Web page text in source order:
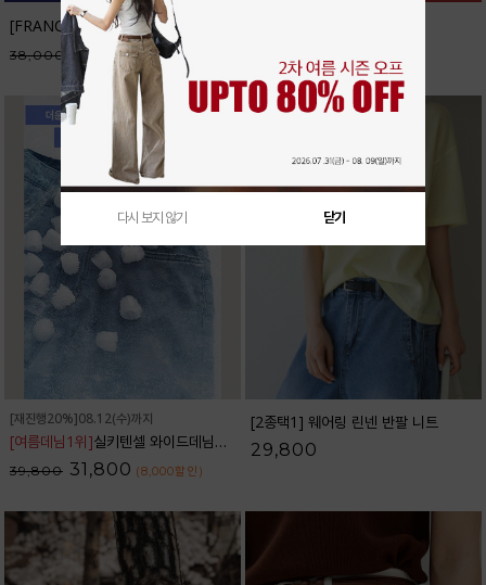
[FRANCAIS] 테너리프 반팔 니트_F6H298KN
38,000 32,300 (5,700할인
[재진행20%]08.12(수)까지
[여름데님1위]실키텐셀 와이드데님팬츠_32DP1832
39,800 31,800 (8,000할인 )
[2종택1] 웨어링 린넨 반팔 니트
29,800
다시 보지 않기 닫기